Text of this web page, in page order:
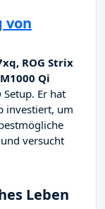
von
ROG Strix
Qi
Setup. Er hat
investiert, um
versucht
Leben